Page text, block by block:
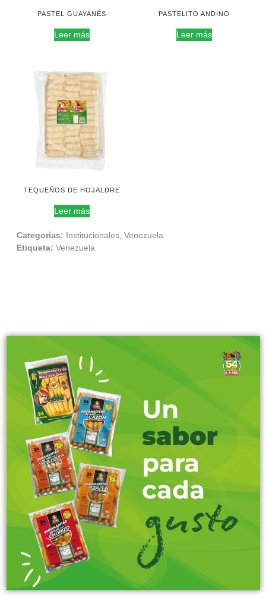
PASTEL GUAYANÉS
Leer más
PASTELITO ANDINO
Leer más
TEQUEÑOS DE HOJALDRE
Leer más
Categorías: Institucionales Venezuela
Etiqueta: Venezuela